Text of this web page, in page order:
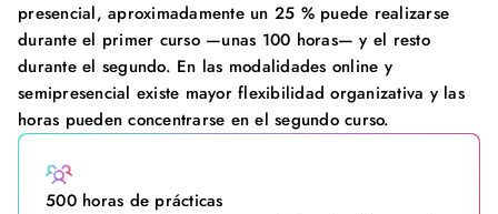
presencial, aproximadamente un 25 % puede realizarse
durante el primer curso —unas 100 horas— y el resto
durante el segundo. En las modalidades online y
semipresencial existe mayor flexibilidad organizativa y las
horas pueden concentrarse en el segundo curso.
500 horas de prácticas